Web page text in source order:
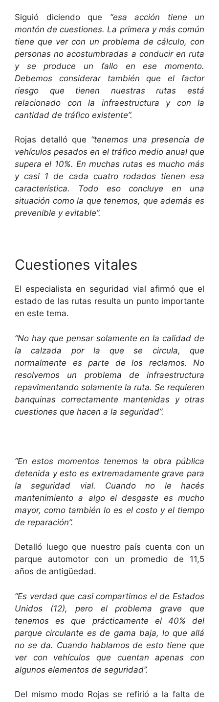
Siguió diciendo que “esa acción tiene un
montón de cuestiones. La primera y más común
tiene que ver con un problema de cálculo, con
personas no acostumbradas a conducir en ruta
y se produce un fallo en ese momento.
Debemos considerar también que el factor
riesgo que tienen nuestras rutas está
relacionado con la infraestructura y con la
cantidad de tráfico existente”.
Rojas detalló que “tenemos una presencia de
vehículos pesados en el tráfico medio anual que
supera el 10%. En muchas rutas es mucho más
y casi 1 de cada cuatro rodados tienen esa
característica. Todo eso concluye en una
situación como la que tenemos, que además es
prevenible y evitable”.
Cuestiones vitales
El especialista en seguridad vial afirmó que el
estado de las rutas resulta un punto importante
en este tema.
“No hay que pensar solamente en la calidad de
la calzada por la que se circula, que
normalmente es parte de los reclamos. No
resolvemos un problema de infraestructura
repavimentando solamente la ruta. Se requieren
banquinas correctamente mantenidas y otras
cuestiones que hacen a la seguridad”.
“En estos momentos tenemos la obra pública
detenida y esto es extremadamente grave para
la seguridad vial. Cuando no le hacés
mantenimiento a algo el desgaste es mucho
mayor, como también lo es el costo y el tiempo
de reparación”.
Detalló luego que nuestro país cuenta con un
parque automotor con un promedio de 11,5
años de antigüedad.
“Es verdad que casi compartimos el de Estados
Unidos (12), pero el problema grave que
tenemos es que prácticamente el 40% del
parque circulante es de gama baja, lo que allá
no se da. Cuando hablamos de esto tiene que
ver con vehículos que cuentan apenas con
algunos elementos de seguridad”.
Del mismo modo Rojas se refirió a la falta de